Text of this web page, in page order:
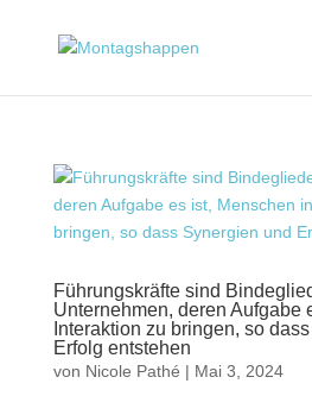
Führungskräfte sind
Unternehmen, deren Aufgabe
Interaktion zu bringen, so
Erfolg entstehen
von Nicole Pathé | Mai 3, 2024